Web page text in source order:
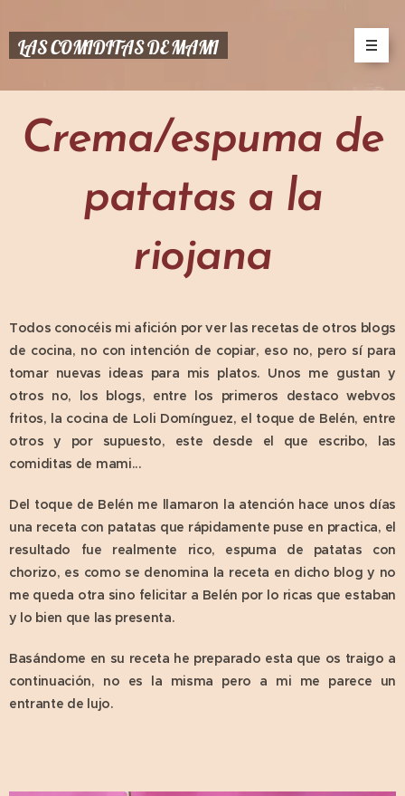
LAS COMIDITAS DE MAMI
Crema/espuma de
patatas a la
riojana
Todos conocéis mi afición por ver las recetas de otros blogs
de cocina, no con intención de copiar, eso no, pero sí para
tomar nuevas ideas para mis platos. Unos me gustan y
otros no, los blogs, entre los primeros destaco webvos
fritos, la cocina de Loli Domínguez, el toque de Belén, entre
otros y por supuesto, este desde el que escribo, las
comiditas de mami...
Del toque de Belén me llamaron la atención hace unos días
una receta con patatas que rápidamente puse en practica, el
resultado fue realmente rico, espuma de patatas con
chorizo, es como se denomina la receta en dicho blog y no
me queda otra sino felicitar a Belén por lo ricas que estaban
y lo bien que las presenta.
Basándome en su receta he preparado esta que os traigo a
continuación, no es la misma pero a mi me parece un
entrante de lujo.